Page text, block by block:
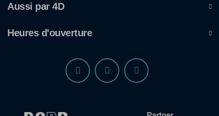
Aussi par 4D
Heures d'ouverture